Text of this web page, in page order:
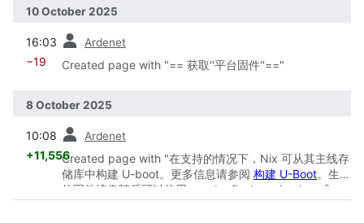
10 October 2025
16:03 Ardenet
−19 Created page with "== 获取''平台固件''=="
8 October 2025
10:08 Ardenet
+11,556Created page with "在支持的情况下，Nix 可从其主线存
储库中构建 U-boot。更多信息请参阅 构建 U-Boot。生成
的固件镜像随后可以使用 <code>flashcp</code> 或